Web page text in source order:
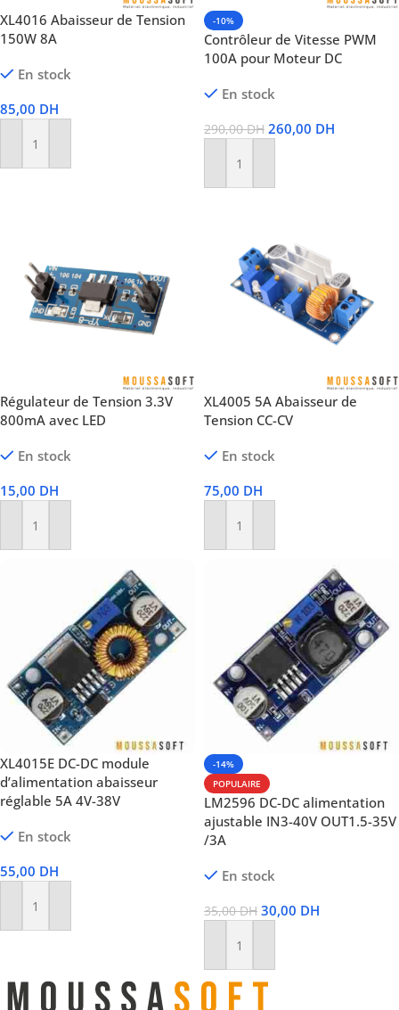
XL4016 Abaisseur de Tension
150W 8A
En stock
85,00 DH
Ajouter Au Panier
-10%
Contrôleur de Vitesse PWM
100A pour Moteur DC
En stock
290,00DH 260,00 DH
Ajouter Au Panier
Régulateur de Tension 3.3V
800mA avec LED
En stock
15,00 DH
Ajouter Au Panier
XL4005 5A Abaisseur de
Tension CC-CV
En stock
75,00 DH
Ajouter Au Panier
XL4015E DC-DC module
d’alimentation abaisseur
réglable 5A 4V-38V
En stock
55,00 DH
Ajouter Au Panier
-14%
POPULAIRE
LM2596 DC-DC alimentation
ajustable IN3-40V OUT1.5-35V
/3A
En stock
35,00DH 30,00 DH
Ajouter Au Panier